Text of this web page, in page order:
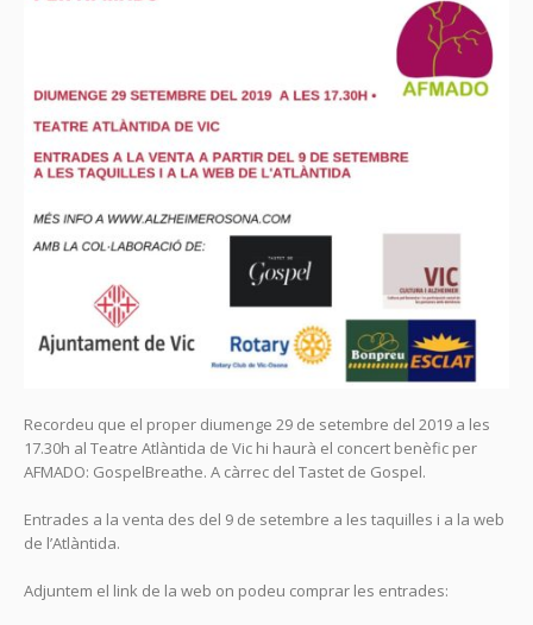
Recordeu que el proper diumenge 29 de setembre del 2019 a les
17.30h al Teatre Atlàntida de Vic hi haurà el concert benèfic per
AFMADO: GospelBreathe. A càrrec del Tastet de Gospel.
Entrades a la venta des del 9 de setembre a les taquilles i a la web
de l’Atlàntida.
Adjuntem el link de la web on podeu comprar les entrades: